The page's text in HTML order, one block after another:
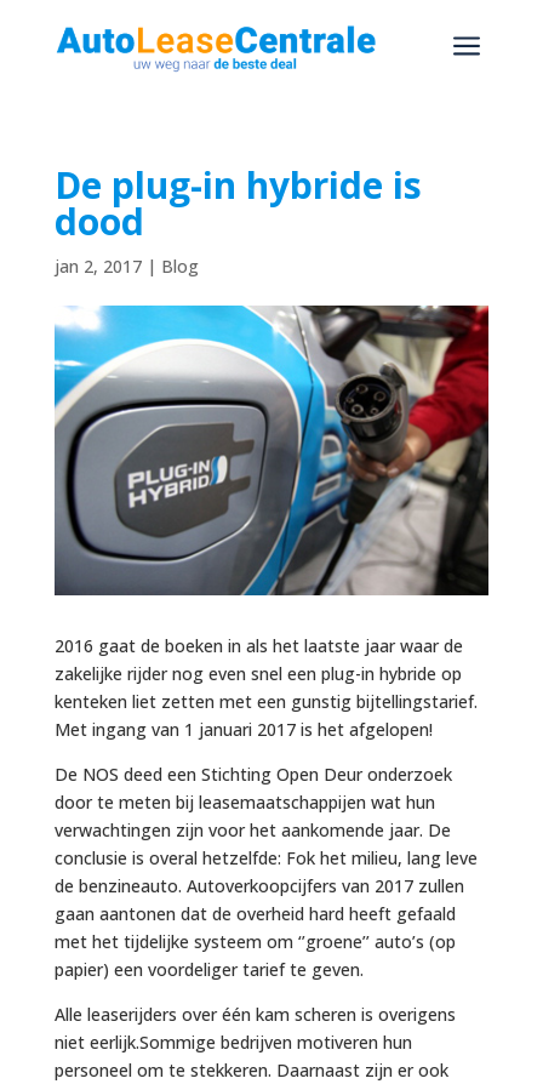
a
De plug-in hybride is
dood
jan 2, 2017| Blog
2016 gaat de boeken in als het laatste jaar waar de
zakelijke rijder nog even snel een plug-in hybride op
kenteken liet zetten met een gunstig bijtellingstarief.
Met ingang van 1 januari 2017 is het afgelopen!
De NOS deed een Stichting Open Deur onderzoek
door te meten bij leasemaatschappijen wat hun
verwachtingen zijn voor het aankomende jaar. De
conclusie is overal hetzelfde: Fok het milieu, lang leve
de benzineauto. Autoverkoopcijfers van 2017 zullen
gaan aantonen dat de overheid hard heeft gefaald
met het tijdelijke systeem om ‘’groene’’ auto’s (op
papier) een voordeliger tarief te geven.
Alle leaserijders over één kam scheren is overigens
niet eerlijk.Sommige bedrijven motiveren hun
personeel om te stekkeren. Daarnaast zijn er ook